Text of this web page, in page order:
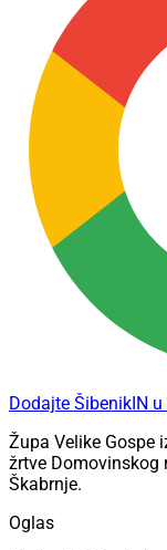
Dodajte ŠibenikIN
Župa Velike Gospe
žrtve Domovinskog
Škabrnje.
Oglas